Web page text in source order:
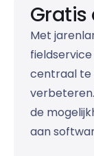
Met
centraal te
de
aan